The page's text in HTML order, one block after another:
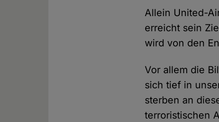
Allein United-
erreicht sein
wird von den
Vor allem die
sich tief in
sterben an
terroristischen